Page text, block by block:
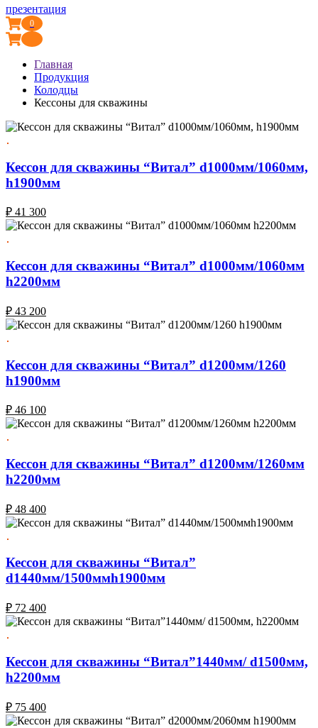
презентация
0
Главная
Продукция
Колодцы
Кессоны для скважины
Кессон для скважины “Витал” d1000мм/1060мм,
h1900мм
₽ 41 300
Кессон для скважины “Витал” d1000мм/1060мм
h2200мм
₽ 43 200
Кессон для скважины “Витал” d1200мм/1260
h1900мм
₽ 46 100
Кессон для скважины “Витал” d1200мм/1260мм
h2200мм
₽ 48 400
Кессон для скважины “Витал”
d1440мм/1500ммh1900мм
₽ 72 400
Кессон для скважины “Витал”1440мм/ d1500мм,
h2200мм
₽ 75 400